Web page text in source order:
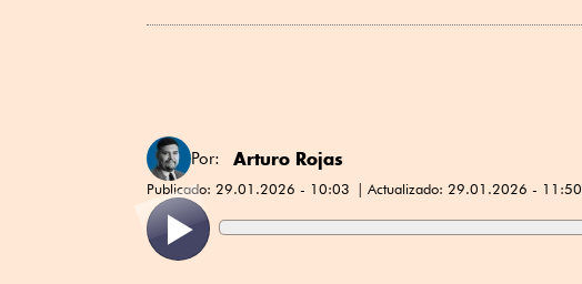
Por: Arturo Rojas
Publicado: 29.01.2026 - 10:03 Actualizado: 29.01.2026 - 11:50